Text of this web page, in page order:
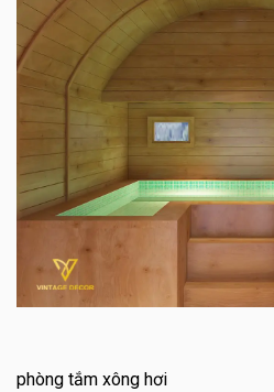
phòng tắm xông hơi